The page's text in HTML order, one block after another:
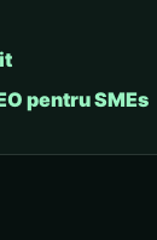
pentru SMEs